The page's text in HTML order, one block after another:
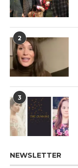
2
3
NEWSLETTER